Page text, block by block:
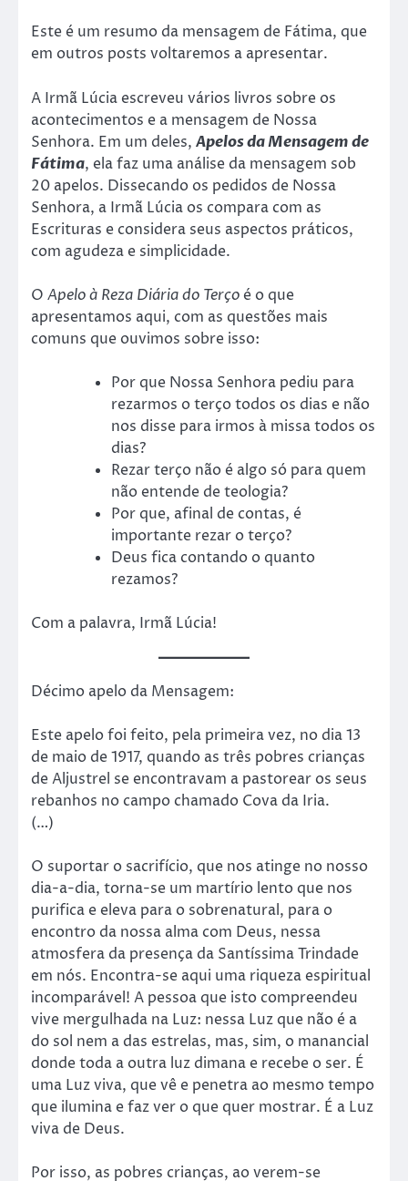
Este é um resumo da mensagem de Fátima, que
em outros posts voltaremos a apresentar.
A Irmã Lúcia escreveu vários livros sobre os
acontecimentos e a mensagem de Nossa
Senhora. Em um deles, Apelos da Mensagem de
Fátima, ela faz uma análise da mensagem sob
20 apelos. Dissecando os pedidos de Nossa
Senhora, a Irmã Lúcia os compara com as
Escrituras e considera seus aspectos práticos,
com agudeza e simplicidade.
O Apelo à Reza Diária do Terço é o que
apresentamos aqui, com as questões mais
comuns que ouvimos sobre isso:
Por que Nossa Senhora pediu para
rezarmos o terço todos os dias e não
nos disse para irmos à missa todos os
dias?
Rezar terço não é algo só para quem
não entende de teologia?
Por que, afinal de contas, é
importante rezar o terço?
Deus fica contando o quanto
rezamos?
Com a palavra, Irmã Lúcia!
Décimo apelo da Mensagem:
Este apelo foi feito, pela primeira vez, no dia 13
de maio de 1917, quando as três pobres crianças
de Aljustrel se encontravam a pastorear os seus
rebanhos no campo chamado Cova da Iria.
(…)
O suportar o sacrifício, que nos atinge no nosso
dia-a-dia, torna-se um martírio lento que nos
purifica e eleva para o sobrenatural, para o
encontro da nossa alma com Deus, nessa
atmosfera da presença da Santíssima Trindade
em nós. Encontra-se aqui uma riqueza espiritual
incomparável! A pessoa que isto compreendeu
vive mergulhada na Luz: nessa Luz que não é a
do sol nem a das estrelas, mas, sim, o manancial
donde toda a outra luz dimana e recebe o ser. É
uma Luz viva, que vê e penetra ao mesmo tempo
que ilumina e faz ver o que quer mostrar. É a Luz
viva de Deus.
Por isso, as pobres crianças, ao verem-se